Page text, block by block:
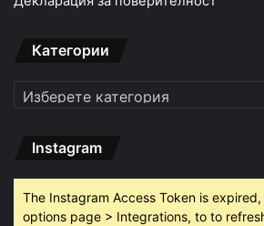
Категории
Категории
Instagram
The Instagram Access Token is
options page > Integrations, to to